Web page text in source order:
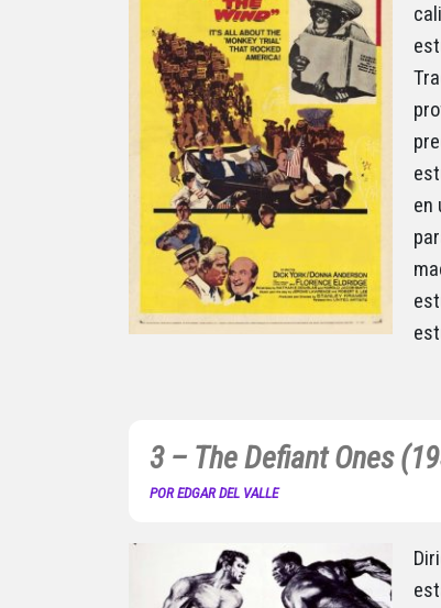
en
3 – The Defiant Ones
POR EDGAR DEL VALLE